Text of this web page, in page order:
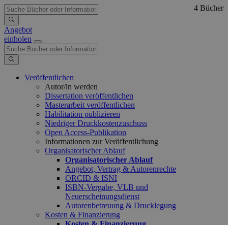
Angebot
einholen
Veröffentlichen
Autor/in werden
Dissertation veröffentlichen
Masterarbeit veröffentlichen
Habilitation publizieren
Niedriger Druckkostenzuschuss
Open Access-Publikation
Informationen zur Veröffentlichung
Organisatorischer Ablauf
Organisatorischer Ablauf
Angebot, Vertrag & Autorenrechte
ORCID & ISNI
ISBN-Vergabe, VLB und
Neuerscheinungsdienst
Autorenbetreuung & Drucklegung
Kosten & Finanzierung
4 Bücher